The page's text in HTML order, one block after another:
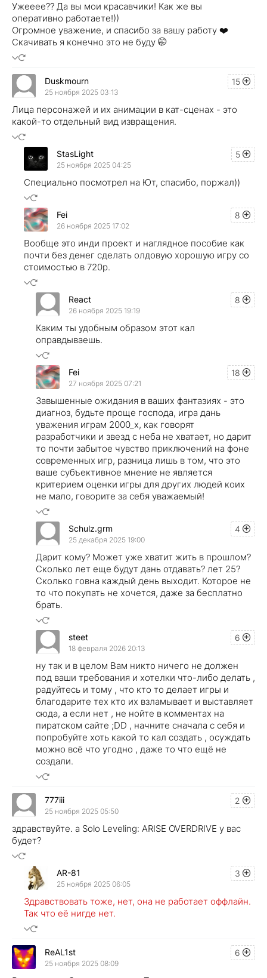
Ужееее?? Да вы мои красавчики! Как же вы
оперативно работаете!))
Огромное уважение, и спасибо за вашу работу ❤️
Скачивать я конечно это не буду 🤭
15
Duskmourn
25 ноября 2025 03:13
Лица персонажей и их анимации в кат-сценах - это
какой-то отдельный вид извращения.
5
StasLight
25 ноября 2025 04:25
Специально посмотрел на Ют, спасибо, поржал))
8
Fei
26 ноября 2025 17:02
Вообще это инди проект и наглядное пособие как
почти без денег сделать олдовую хорошую игру со
стоимостью в 720р.
8
React
26 ноября 2025 19:19
Каким ты удобным образом этот кал
оправдываешь.
18
Fei
27 ноября 2025 07:21
Завышенные ожидания в ваших фантазиях - это
диагноз, будьте проще господа, игра дань
уважения играм 2000_х, как говорят
разработчики и звезд с неба не хватает, но дарит
то почти забытое чувство приключений на фоне
современных игр, разница лишь в том, что это
ваше субъективное мнение не является
критерием оценки игры для других людей коих
не мало, говорите за себя уважаемый!
4
Schulz.grm
25 декабря 2025 19:00
Дарит кому? Может уже хватит жить в прошлом?
Сколько лет еще будут дань отдавать? лет 25?
Сколько говна каждый день выходит. Которое не
то что покупать не хочется, даже за бесплатно
брать.
6
steet
18 февраля 2026 20:13
ну так и в целом Вам никто ничего не должен
под ваши требования и хотелки что-либо делать ,
радуйтесь и тому , что кто то делает игры и
благодарите тех кто их взламывает и выставляет
сюда, а если нет , не нойте в комментах на
пиратском сайте ;DD , начните сначала с себя и
попробуйте хоть какой то кал создать , осуждать
можно всё что угодно , даже то что ещё не
создали.
2
777iii
25 ноября 2025 05:50
здравствуйте. а Solo Leveling: ARISE OVERDRIVE у вас
будет?
3
AR-81
25 ноября 2025 06:05
Здравствовать тоже, нет, она не работает оффлайн.
Так что её нигде нет.
6
ReAL1st
25 ноября 2025 08:09